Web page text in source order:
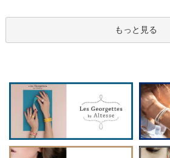
もっと見る